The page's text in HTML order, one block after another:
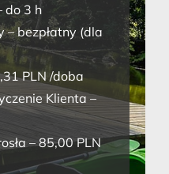
do 3 h
– bezpłatny (dla
PLN /doba
Klienta –
– 85,00 PLN